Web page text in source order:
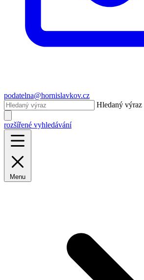
podatelna@hornislavkov.cz
Hledaný výraz
rozšířené vyhledávání
Menu